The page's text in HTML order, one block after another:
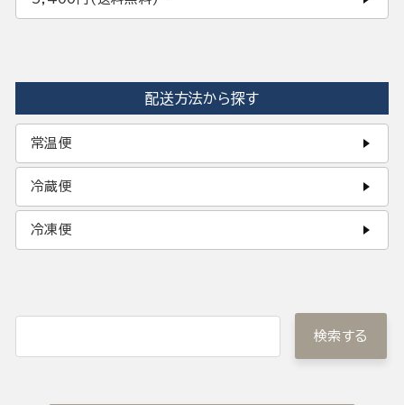
配送方法から探す
常温便
冷蔵便
冷凍便
検索する